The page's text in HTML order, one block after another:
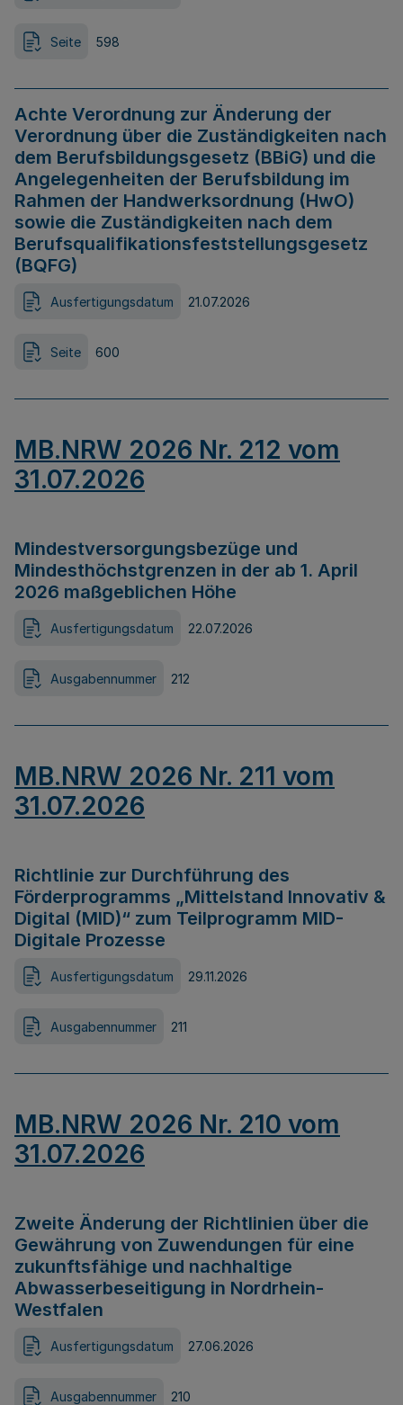
Seite 598
Achte Verordnung zur Änderung der
Verordnung über die Zuständigkeiten nach
dem Berufsbildungsgesetz (BBiG) und die
Angelegenheiten der Berufsbildung im
Rahmen der Handwerksordnung (HwO)
sowie die Zuständigkeiten nach dem
Berufsqualifikationsfeststellungsgesetz
(BQFG)
Ausfertigungsdatum 21.07.2026
Seite 600
MB.NRW 2026 Nr. 212 vom
31.07.2026
Mindestversorgungsbezüge und
Mindesthöchstgrenzen in der ab 1. April
2026 maßgeblichen Höhe
Ausfertigungsdatum 22.07.2026
Ausgabennummer 212
MB.NRW 2026 Nr. 211 vom
31.07.2026
Richtlinie zur Durchführung des
Förderprogramms „Mittelstand Innovativ &
Digital (MID)“ zum Teilprogramm MID-
Digitale Prozesse
Ausfertigungsdatum 29.11.2026
Ausgabennummer 211
MB.NRW 2026 Nr. 210 vom
31.07.2026
Zweite Änderung der Richtlinien über die
Gewährung von Zuwendungen für eine
zukunftsfähige und nachhaltige
Abwasserbeseitigung in Nordrhein-
Westfalen
Ausfertigungsdatum 27.06.2026
Ausgabennummer 210